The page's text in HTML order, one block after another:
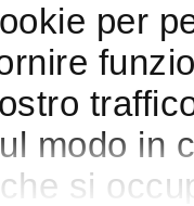
per
modo in
si